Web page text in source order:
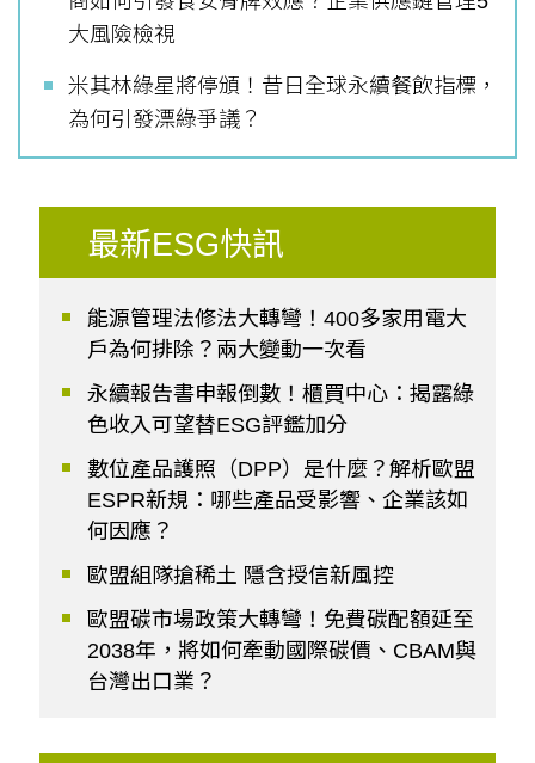
大風險檢視
米其林綠星將停頒！昔日全球永續餐飲指標，
為何引發漂綠爭議？
最新ESG快訊
能源管理法修法大轉彎！400多家用電大
戶為何排除？兩大變動一次看
永續報告書申報倒數！櫃買中心：揭露綠
色收入可望替ESG評鑑加分
數位產品護照（DPP）是什麼？解析歐盟
ESPR新規：哪些產品受影響、企業該如
何因應？
歐盟組隊搶稀土 隱含授信新風控
歐盟碳市場政策大轉彎！免費碳配額延至
2038年，將如何牽動國際碳價、CBAM與
台灣出口業？